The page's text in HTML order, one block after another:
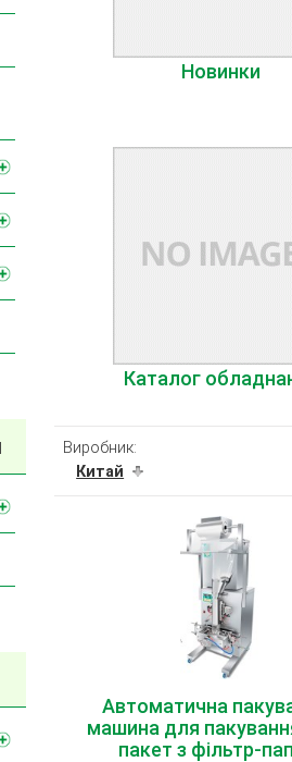
Новинки
Каталог
Виробник:
Китай
Автоматична
машина для
пакет з фільтр-